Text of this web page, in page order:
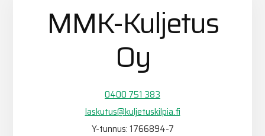
MMK-Kuljetus
Oy
0400 751 383
laskutus@kuljetuskilpia.fi
Y-tunnus: 1766894-7